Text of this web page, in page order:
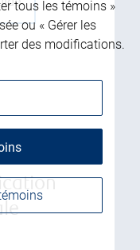
tous les témoins »
ou « Gérer les
des modifications.